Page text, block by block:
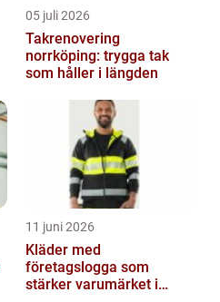
05 juli 2026
Takrenovering
norrköping: trygga tak
som håller i längden
11 juni 2026
Kläder med
företagslogga som
stärker varumärket i